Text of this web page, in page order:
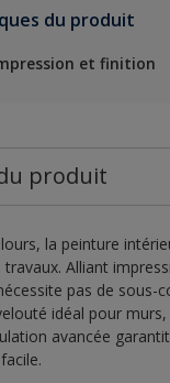
du produit
et finition
produit
la peinture
Alliant
pas de sous-
idéal pour
avancée